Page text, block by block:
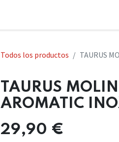
Todos los productos TAURUS
TAURUS
AROMATIC
29,90 €